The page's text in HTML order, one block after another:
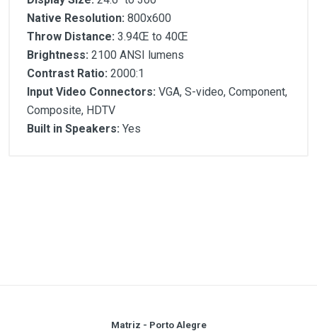
Native Resolution: 800x600
Throw Distance: 3.94Œ to 40Œ
Brightness: 2100 ANSI lumens
Contrast Ratio: 2000:1
Input Video Connectors: VGA, S-video, Component,
Composite, HDTV
Built in Speakers: Yes
Your Name
Matriz - Porto Alegre